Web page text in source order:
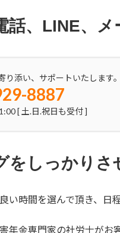
話、LINE、
り添い、サポートいたします
8887
[ 土.日.祝日も受付 ]
をしっかり
い時間を選んで頂き、日
年金専門家の社労士がお